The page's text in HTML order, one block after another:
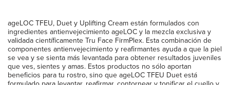
ageLOC TFEU, Duet y Uplifting Cream están formulados con
ingredientes antienvejecimiento ageLOC y la mezcla exclusiva y
validada científicamente Tru Face FirmPlex. Esta combinación de
componentes antienvejecimiento y reafirmantes ayuda a que la piel
se vea y se sienta más levantada para obtener resultados juveniles
que ves, sientes y amas. Estos productos no sólo aportan
beneficios para tu rostro, sino que ageLOC TFEU Duet está